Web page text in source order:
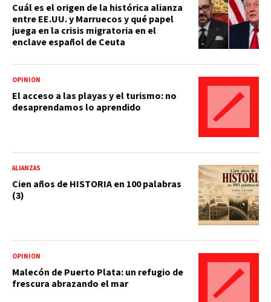
Cuál es el origen de la histórica alianza
entre EE.UU. y Marruecos y qué papel
juega en la crisis migratoria en el
enclave español de Ceuta
OPINIÓN
El acceso a las playas y el turismo: no
desaprendamos lo aprendido
ALIANZAS
Cien años de HISTORIA en 100 palabras
(3)
OPINIÓN
Malecón de Puerto Plata: un refugio de
frescura abrazando el mar